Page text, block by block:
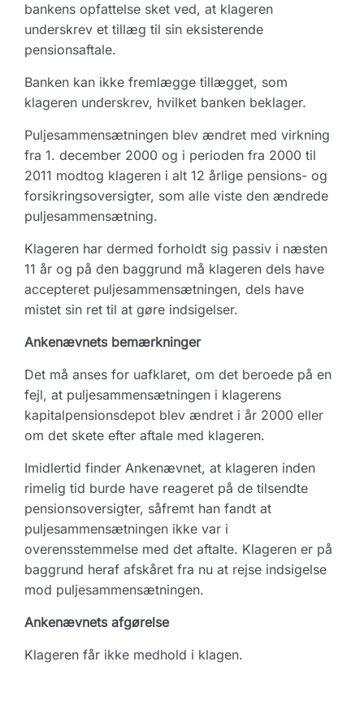
bankens opfattelse sket ved, at klageren
underskrev et tillæg til sin eksisterende
pensionsaftale.
Banken kan ikke fremlægge tillægget, som
klageren underskrev, hvilket banken beklager.
Puljesammensætningen blev ændret med virkning
fra 1. december 2000 og i perioden fra 2000 til
2011 modtog klageren i alt 12 årlige pensions- og
forsikringsoversigter, som alle viste den ændrede
puljesammensætning.
Klageren har dermed forholdt sig passiv i næsten
11 år og på den baggrund må klageren dels have
accepteret puljesammensætningen, dels have
mistet sin ret til at gøre indsigelser.
Ankenævnets bemærkninger
Det må anses for uafklaret, om det beroede på en
fejl, at puljesammensætningen i klagerens
kapitalpensionsdepot blev ændret i år 2000 eller
om det skete efter aftale med klageren.
Imidlertid finder Ankenævnet, at klageren inden
rimelig tid burde have reageret på de tilsendte
pensionsoversigter, såfremt han fandt at
puljesammensætningen ikke var i
overensstemmelse med det aftalte. Klageren er på
baggrund heraf afskåret fra nu at rejse indsigelse
mod puljesammensætningen.
Ankenævnets afgørelse
Klageren får ikke medhold i klagen.